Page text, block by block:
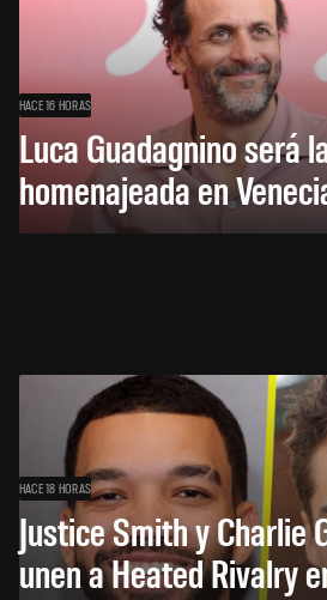
HACE 16 HORAS
Luca Guadagnino será
homenajeada en
HACE 18 HORAS
Justice Smith y Charlie
unen a Heated Rivalry